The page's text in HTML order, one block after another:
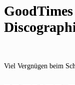
Viel Vergnügen beim